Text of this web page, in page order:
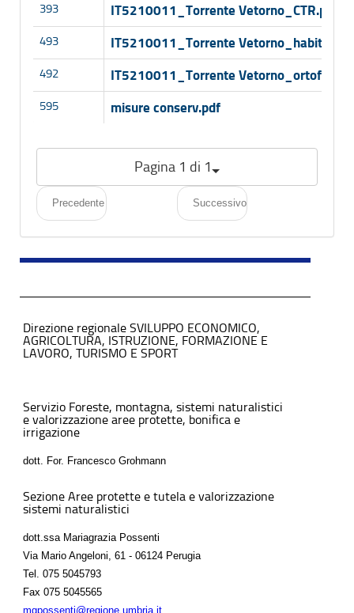
393 IT5210011_Torrente Vetorno_CTR.pdf
493 IT5210011_Torrente
492 IT5210011_Torrente
595 misure conserv.pdf
Pagina 1 di 1
Precedente Successivo
Direzione regionale SVILUPPO ECONOMICO,
AGRICOLTURA, ISTRUZIONE, FORMAZIONE E
LAVORO, TURISMO E SPORT
Servizio Foreste, montagna, sistemi naturalistici
e valorizzazione aree protette, bonifica e
irrigazione
dott. For. Francesco Grohmann
Sezione Aree protette e tutela e valorizzazione
sistemi naturalistici
dott.ssa Mariagrazia Possenti
Via Mario Angeloni, 61 - 06124 Perugia
Tel.
075 5045793
Fax 075 5045565
mgpossenti@regione.umbria.it